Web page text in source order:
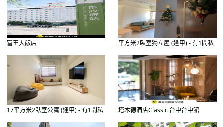
富王大飯店 平方米2臥室獨立屋 (逢甲) - 有1間私
人浴室
17平方米2臥室公寓 (逢甲) - 有1間私 塔木德酒店Classic 台中台中館